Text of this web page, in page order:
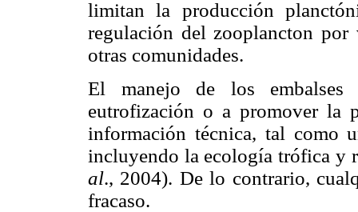
limitan la producción
regulación del zooplancton
otras comunidades.
El manejo de los
eutrofización o a promover la
información técnica, tal como
incluyendo la ecología trófica y
al., 2004). De lo contrario,
fracaso.